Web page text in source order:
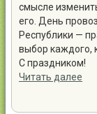
смысле
его. День
Республики —
выбор каждого,
С праздником!
Читать далее